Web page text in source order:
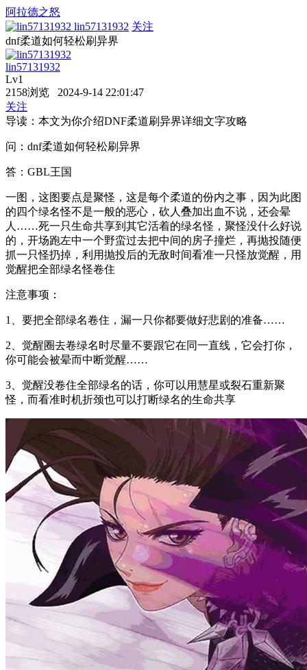
阿拉德之怒
lin57131932 关注
dnf柔道如何轻松刷异界
lin57131932
Lv1
2158浏览 2024-9-14 22:01:47
关注
导读：本文为你介绍DNF柔道刷异界详细文字攻略
问：dnf柔道如何轻松刷异界
答：GBL王国
一图，这图要点是聚怪，这是每个柔道的份内之事，因为此图
的四个绿名怪不是一般的恶心，砍人叠加出血不说，还会晕
人……死一只生命共享到其它活着的绿名怪，聚怪没什么好说
的，开场跑左中一个野蛮过去把中间的房子撞烂，再抛投随便
抓一只怪扔掉，利用抛投后的无敌时间看准一只怪放觉醒，用
觉醒把全部绿名怪卷住
注意事项：
1、要把全部绿名卷住，漏一只你都要做好悲剧的准备……
2、觉醒圈去卷绿名时尽量不要跟它在同一直线，它会打你，
你可能会被晕而中断觉醒……
3、觉醒没卷住全部绿名的话，你可以用慧星或裂石重新聚
怪，而看准时机折颈也可以打断绿名的生命共享